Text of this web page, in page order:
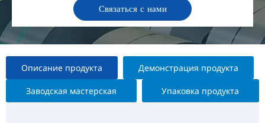
Связаться с нами
Описание продукта Демонстрация продукта
Заводская мастерская Упаковка продукта